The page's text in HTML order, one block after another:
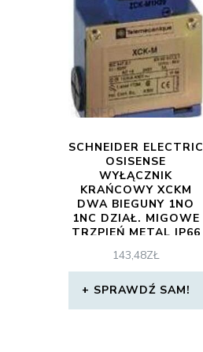
SCHNEIDER ELECTRIC
OSISENSE
WYŁĄCZNIK
KRAŃCOWY XCKM
DWA BIEGUNY 1NO
1NC DZIAŁ. MIGOWE
TRZPIEŃ METAL IP66
143,48ZŁ
SPRAWDŹ SAM!